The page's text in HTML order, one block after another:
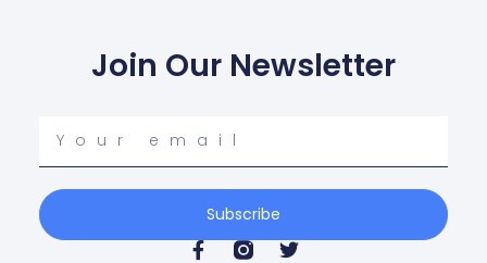
Join Our Newsletter
email
Subscribe
F
T